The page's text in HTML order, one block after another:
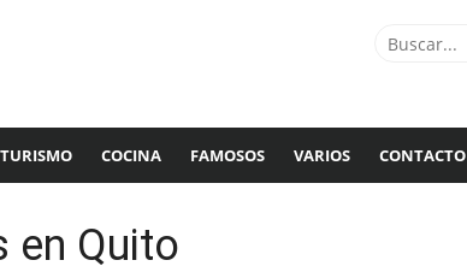
Buscar:
TURISMO COCINA FAMOSOS VARIOS CONTACTO
en Quito